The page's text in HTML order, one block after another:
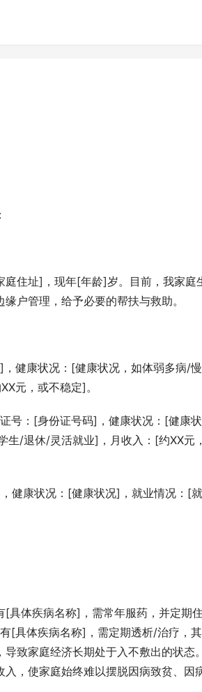
住址]，现年[年龄]岁。目前，我家庭
户管理，给予必要的帮扶与救助。
健康状况：[健康状况，如体弱多病/
元，或不稳定]。
号：[身份证号码]，健康状况：[健康状
生/退休/灵活就业]，月收入：[约XX元
健康状况：[健康状况]，就业情况：[
具体疾病名称]，需常年服药，并定期
[具体疾病名称]，需定期透析/治疗，
致家庭经济长期处于入不敷出的状态
，使家庭始终难以摆脱因病致贫、因